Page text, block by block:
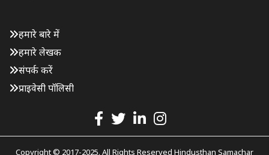
हमारे बारे में
हमारे लेखक
संपर्क करें
प्राइवेसी पॉलिसी
Copyright © 2017-2025. All Rights Reserved Hindusthan Samachar